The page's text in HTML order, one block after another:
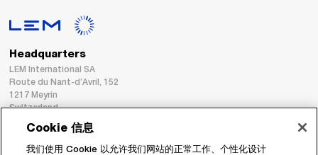
Headquarters
LEM International SA
Route du Nant-d’Avril, 152
1217 Meyrin
Switzerland
Fax : +41 22 794 94 78
Cookie 信息
我们使用 Cookie 以允许我们网站的正常工作、个性化设计